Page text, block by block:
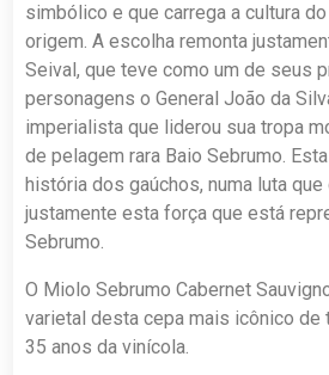
simbólico e que carrega a cultura
origem. A escolha remonta
Seival, que teve como um de seus
personagens o General João da
imperialista que liderou sua tropa
de pelagem rara Baio Sebrumo.
história dos gaúchos, numa luta que
justamente esta força que está
Sebrumo.
O Miolo Sebrumo Cabernet
varietal desta cepa mais icônico de
35 anos da vinícola.